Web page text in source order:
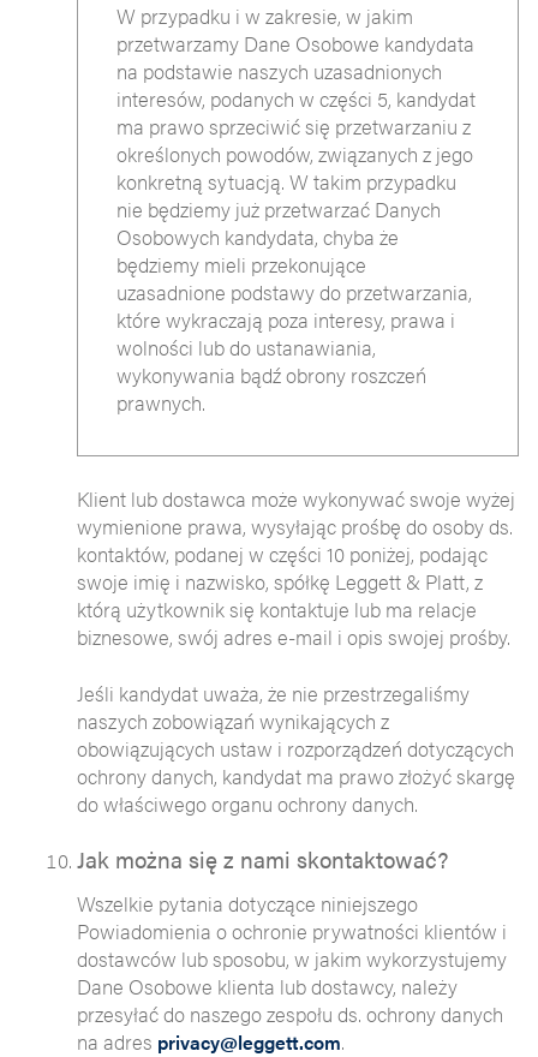
W przypadku i w zakresie, w jakim
przetwarzamy Dane Osobowe kandydata
na podstawie naszych uzasadnionych
interesów, podanych w części 5, kandydat
ma prawo sprzeciwić się przetwarzaniu z
określonych powodów, związanych z jego
konkretną sytuacją. W takim przypadku
nie będziemy już przetwarzać Danych
Osobowych kandydata, chyba że
będziemy mieli przekonujące
uzasadnione podstawy do przetwarzania,
które wykraczają poza interesy, prawa i
wolności lub do ustanawiania,
wykonywania bądź obrony roszczeń
prawnych.
Klient lub dostawca może wykonywać swoje wyżej
wymienione prawa, wysyłając prośbę do osoby ds.
kontaktów, podanej w części 10 poniżej, podając
swoje imię i nazwisko, spółkę Leggett & Platt, z
którą użytkownik się kontaktuje lub ma relacje
biznesowe, swój adres e-mail i opis swojej prośby.
Jeśli kandydat uważa, że nie przestrzegaliśmy
naszych zobowiązań wynikających z
obowiązujących ustaw i rozporządzeń dotyczących
ochrony danych, kandydat ma prawo złożyć skargę
do właściwego organu ochrony danych.
Jak można się z nami skontaktować?
Wszelkie pytania dotyczące niniejszego
Powiadomienia o ochronie prywatności klientów i
dostawców lub sposobu, w jakim wykorzystujemy
Dane Osobowe klienta lub dostawcy, należy
przesyłać do naszego zespołu ds. ochrony danych
na adres privacy@leggett.com.